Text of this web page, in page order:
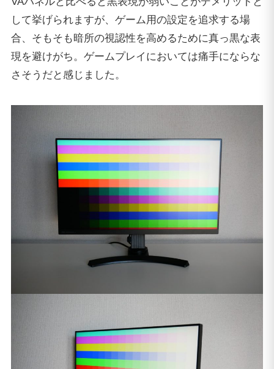
して挙げられますが、ゲーム用の設定を追求する場
合、そもそも暗所の視認性を高めるために真っ黒な表
現を避けがち。ゲームプレイにおいては痛手にならな
さそうだと感じました。